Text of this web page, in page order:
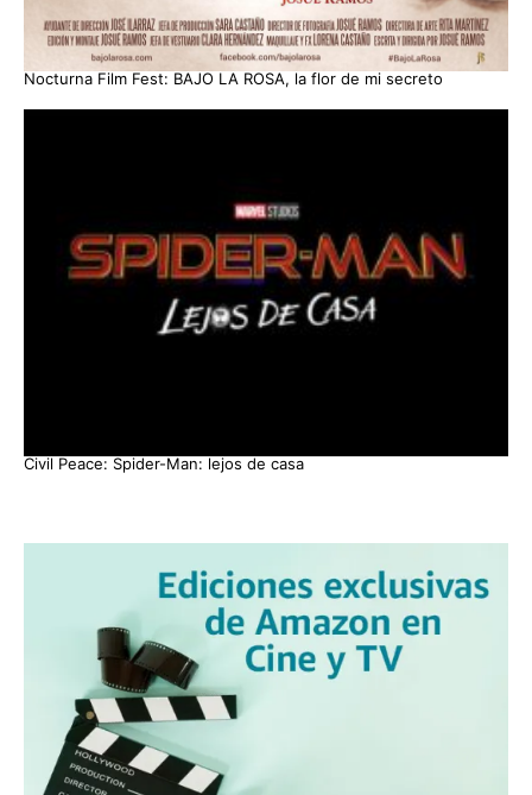
Nocturna Film Fest: BAJO LA ROSA, la flor de mi secreto
Civil Peace: Spider-Man: lejos de casa